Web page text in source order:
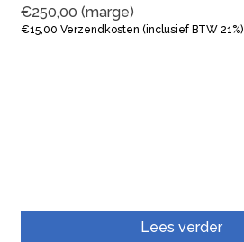
€250,00 (marge)
€15,00 Verzendkosten (inclusief BTW 21%)
Lees verder